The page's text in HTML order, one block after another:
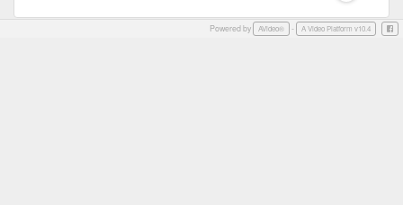
Powered by AVideo® - A Video Platform v10.4